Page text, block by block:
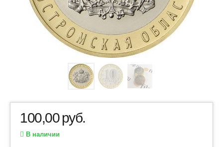
100,00руб.
В наличии